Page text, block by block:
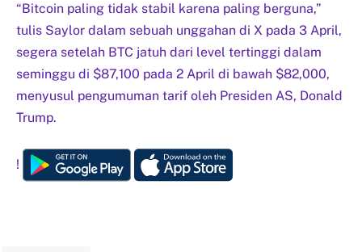
“Bitcoin paling tidak stabil karena paling berguna,”
tulis Saylor dalam sebuah unggahan di X pada 3 April,
segera setelah BTC jatuh dari level tertinggi dalam
seminggu di $87,100 pada 2 April di bawah $82,000,
menyusul pengumuman tarif oleh Presiden AS, Donald
Trump.
!